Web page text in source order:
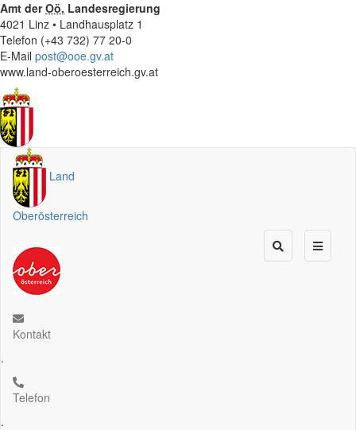
Amt derOö. Landesregierung
4021 Linz • Landhausplatz 1
Telefon (+43 732) 77 20-0
E-Mail post@ooe.gv.at
www.land-oberoesterreich.gv.at
Land
Oberösterreich
Kontakt
.
Telefon
.